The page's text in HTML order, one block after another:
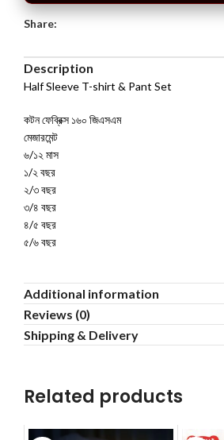
Share:
Description
Half Sleeve T-shirt & Pant Set
কটন ফেব্রিক্স ১৬০ জিএসএম
মেজারমেন্ট
৬/১২ মাস
১/২ বছর
২/৩ বছর
৩/৪ বছর
৪/৫ বছর
৫/৬ বছর
Additional information
Reviews (0)
Shipping & Delivery
Related products